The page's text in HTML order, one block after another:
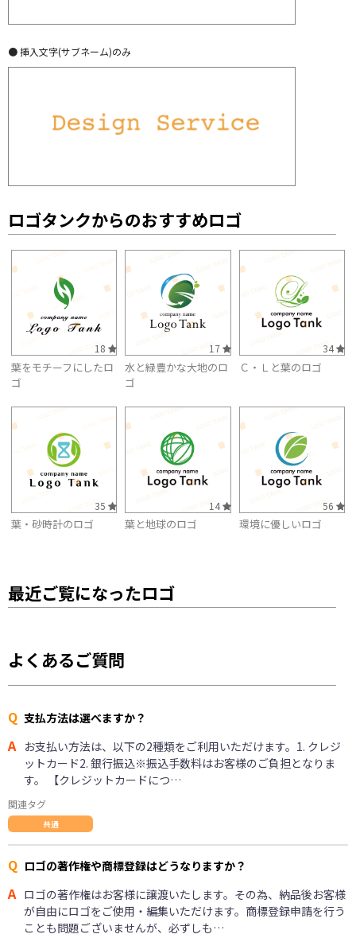
● 挿入文字(サブネーム)のみ
ロゴタンクからのおすすめロゴ
18
葉をモチーフにしたロ
ゴ
17
水と緑豊かな大地のロ
ゴ
34
Ｃ・Ｌと葉のロゴ
35
葉・砂時計のロゴ
14
葉と地球のロゴ
56
環境に優しいロゴ
最近ご覧になったロゴ
よくあるご質問
Q 支払方法は選べますか？
A お支払い方法は、以下の2種類をご利用いただけます。1. クレジ
ットカード2. 銀行振込※振込手数料はお客様のご負担となりま
す。 【クレジットカードにつ…
関連タグ
共通
Q ロゴの著作権や商標登録はどうなりますか？
A ロゴの著作権はお客様に譲渡いたします。その為、納品後お客様
が自由にロゴをご使用・編集いただけます。商標登録申請を行う
ことも問題ございませんが、必ずしも…